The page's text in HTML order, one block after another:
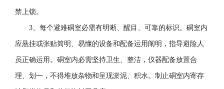
禁上锁。
3、每个避难硐室必需有明晰、醒目、可靠的标识。硐室内
应悬挂或张贴简明、易懂的设备和配备运用阐明，指导避险人
员正确运用。硐室内必需坚持卫生、整洁，仪器配备放置合
理、划一，不得堆放杂物和呈现淤泥、积水。制止硐室内寄存